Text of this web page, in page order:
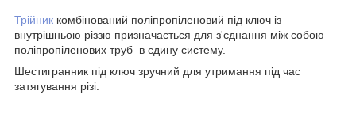
Трійник комбінований поліпропіленовий під ключ із
внутрішньою різзю призначається для з'єднання між собою
поліпропіленових труб в єдину систему.
Шестигранник під ключ зручний для утримання під час
затягування різі.